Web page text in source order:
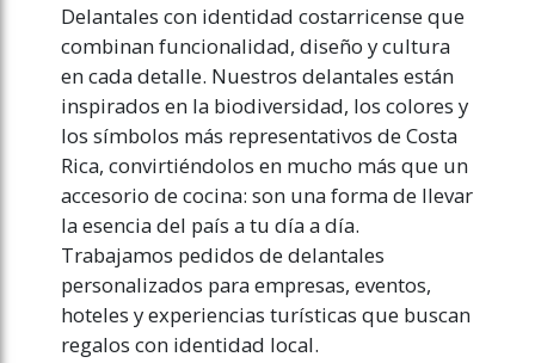
Delantales con identidad costarricense que
combinan funcionalidad, diseño y cultura
en cada detalle. Nuestros delantales están
inspirados en la biodiversidad, los colores y
los símbolos más representativos de Costa
Rica, convirtiéndolos en mucho más que un
accesorio de cocina: son una forma de llevar
la esencia del país a tu día a día.
Trabajamos pedidos de delantales
personalizados para empresas, eventos,
hoteles y experiencias turísticas que buscan
regalos con identidad local.